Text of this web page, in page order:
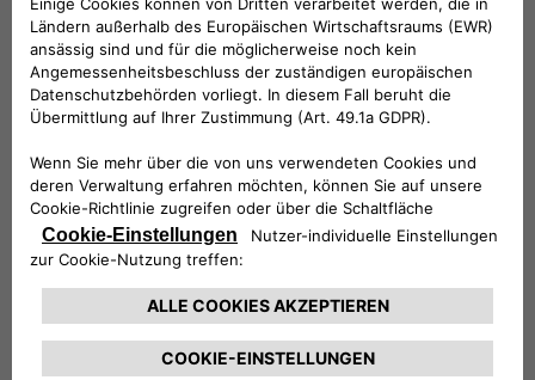
14,88 €